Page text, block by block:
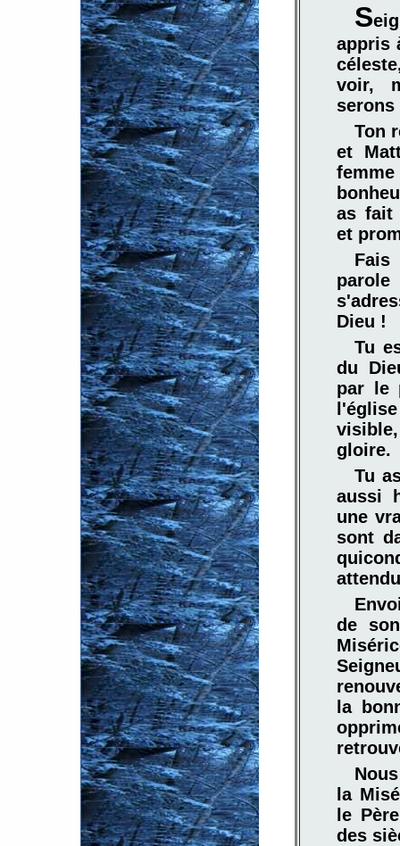
S
appris
voir,
serons
Ton
et
as fait
et
Fais
Dieu !
Tu
du
par le
gloire.
Tu
aussi
une
sont
de
la
la
le
des